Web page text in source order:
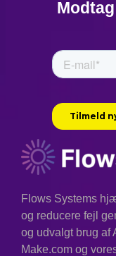
Flows Systems
og reducere fejl
og udvalgt brug af
Make.com og